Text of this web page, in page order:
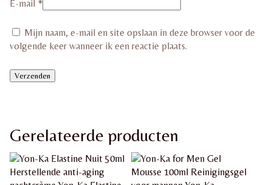
E-mail *
Mijn naam, e-mail en site opslaan in deze browser voor de
volgende keer wanneer ik een reactie plaats.
Gerelateerde producten